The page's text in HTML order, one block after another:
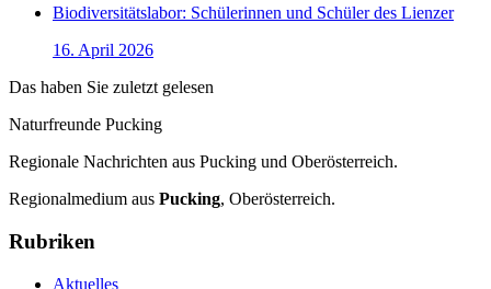
Biodiversitätslabor: Schülerinnen und Schüler des Lienzer
16. April 2026
Das haben Sie zuletzt gelesen
Naturfreunde Pucking
Regionale Nachrichten aus Pucking und Oberösterreich.
Regionalmedium aus Pucking, Oberösterreich.
Rubriken
Aktuelles